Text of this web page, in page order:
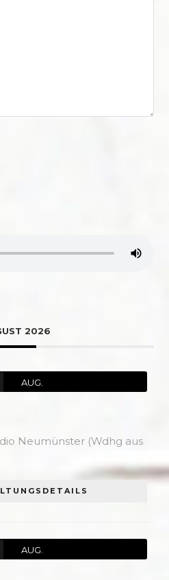
2026
AUG.
Neumünster (Wdhg aus
AUG.